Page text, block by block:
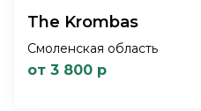
The Krombas
Смоленская область
от 3 800 р